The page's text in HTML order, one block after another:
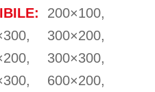
200×100,
300×200,
300×300,
600×200,